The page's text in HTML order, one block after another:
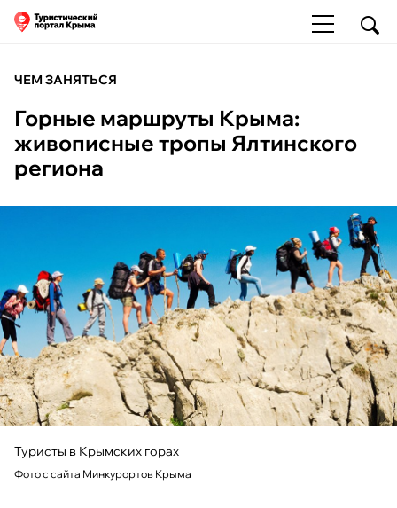
ЧЕМ ЗАНЯТЬСЯ
Горные маршруты Крыма:
живописные тропы Ялтинского
региона
Туристы в Крымских горах
Фото с сайта Минкурортов Крыма